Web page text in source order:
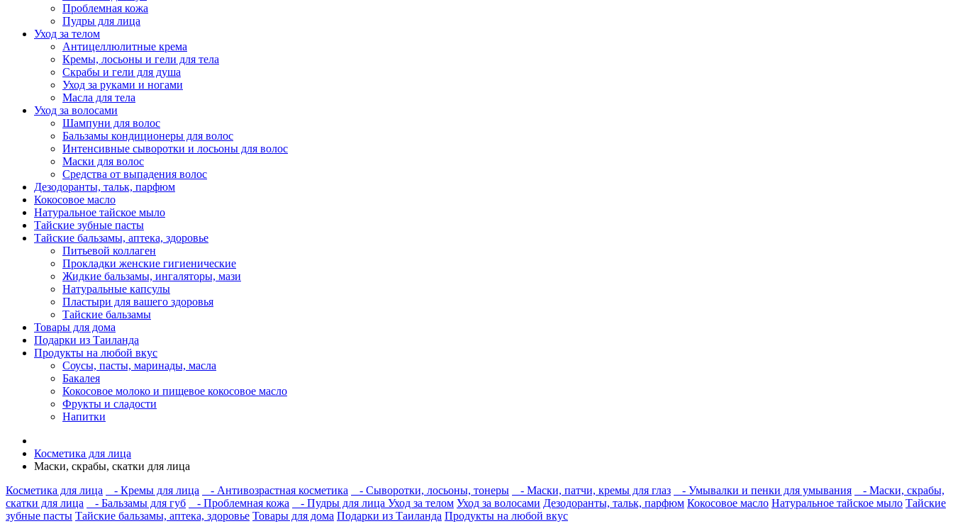
Проблемная кожа
Пудры для лица
Уход за телом
Антицеллюлитные крема
Кремы, лосьоны и гели для тела
Скрабы и гели для душа
Уход за руками и ногами
Масла для тела
Уход за волосами
Шампуни для волос
Бальзамы кондиционеры для волос
Интенсивные сыворотки и лосьоны для волос
Маски для волос
Средства от выпадения волос
Дезодоранты, тальк, парфюм
Кокосовое масло
Натуральное тайское мыло
Тайские зубные пасты
Тайские бальзамы, аптека, здоровье
Питьевой коллаген
Прокладки женские гигиенические
Жидкие бальзамы, ингаляторы, мази
Натуральные капсулы
Пластыри для вашего здоровья
Тайские бальзамы
Товары для дома
Подарки из Таиланда
Продукты на любой вкус
Соусы, пасты, маринады, масла
Бакалея
Кокосовое молоко и пищевое кокосовое масло
Фрукты и сладости
Напитки
Косметика для лица
Маски, скрабы, скатки для лица
Косметика для лица
- Кремы для лица - Антивозрастная косметика - Сыворотки, лосьоны, тонеры - Маски, патчи, кремы для глаз - Умывалки и пенки для умывания
- Маски, скрабы,
скатки для лица
- Бальзамы для губ - Проблемная кожа - Пудры для лица Уход за телом Уход за волосами Дезодоранты, тальк, парфюм Кокосовое масло Натуральное тайское мыло Тайские
зубные пасты Тайские бальзамы, аптека, здоровье Товары для дома Подарки из Таиланда Продукты на любой вкус